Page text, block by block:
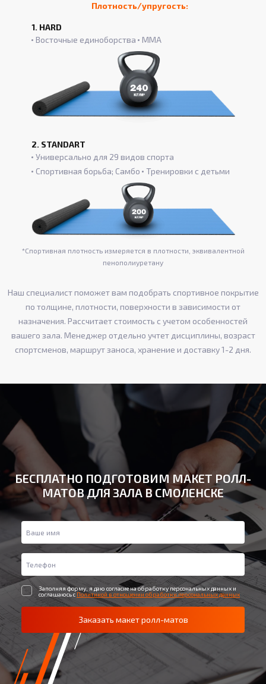
Плотность/упругость:
1. HARD
Восточные единоборства
ММА
2. STANDART
Универсально для 29 видов спорта
Спортивная борьба; Самбо
Тренировки с детьми
*Спортивная плотность измеряется в плотности, эквивалентной
пенополиуретану
Наш специалист поможет вам подобрать спортивное покрытие
по толщине, плотности, поверхности в зависимости от
назначения. Рассчитает стоимость с учетом особенностей
вашего зала. Менеджер отдельно учтет дисциплины, возраст
спортсменов, маршрут заноса, хранение и доставку 1-2 дня.
БЕСПЛАТНО ПОДГОТОВИМ МАКЕТ РОЛЛ-
МАТОВ ДЛЯ ЗАЛА В СМОЛЕНСКЕ
Заполняя форму, я даю согласие на обработку персональных данных и
соглашаюсь с Политикой в отношении обработки персональных данных
Заказать макет ролл-матов